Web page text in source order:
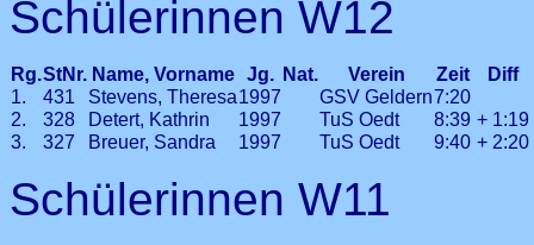
Schülerinnen W12
Rg.StNr. Name, Vorname Jg. Nat. Verein Zeit
Diff
1.
431 Stevens, Theresa1997 GSV Geldern7:20
2.
328 Detert, Kathrin 1997 TuS Oedt 8:39 + 1:19
3.
327 Breuer, Sandra 1997 TuS Oedt 9:40 + 2:20
Schülerinnen W11